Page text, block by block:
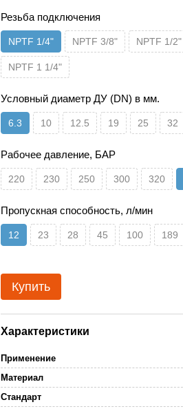
Резьба подключения
NPTF 1/4" NPTF 3/8" NPTF 1/2"
NPTF 1 1/4"
Условный диаметр ДУ (DN) в мм.
6.3 10 12.5 19 25 32
Рабочее давление, БАР
220 230 250 300 320
Пропускная способность, л/мин
12 23 28 45 100 189
Купить
Характеристики
Применение
Материал
Стандарт